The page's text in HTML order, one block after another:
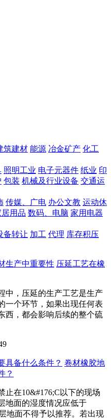
筑建材 能源 冶金矿产 化工
照明工业 电子元器件 纸业 印
包装 机械及行业设备 交通运
传媒、广电 办公文教 运动休
用品 数码、电脑 家用电器
备转让 加工 代理 库存积压
压延工艺在橡
中，压延的生产工艺是生产
一个环节，如果出现任何表
西，都会影响后续的整个硫
卷材橡胶地
？
止在10&#176;C以下的现场
地面的湿度情况应低于
地面不得予以推荐。若出现